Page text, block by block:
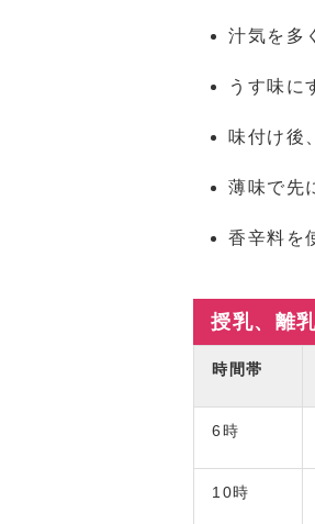
汁気を多
うす味に
味付け後
薄味で先
香辛料を
授乳、離
時間帯
6時
10時